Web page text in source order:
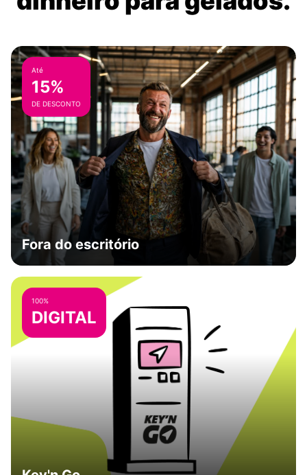
Até
15%
DE DESCONTO
Fora do escritório
100%
DIGITAL